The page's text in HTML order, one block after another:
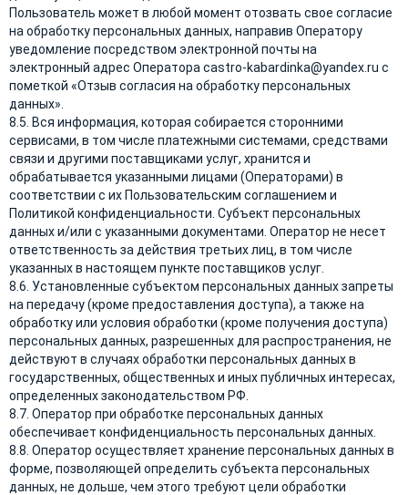
Пользователь может в любой момент отозвать свое согласие
на обработку персональных данных, направив Оператору
уведомление посредством электронной почты на
электронный адрес Оператора castro-kabardinka@yandex.ru с
пометкой «Отзыв согласия на обработку персональных
данных».
8.5. Вся информация, которая собирается сторонними
сервисами, в том числе платежными системами, средствами
связи и другими поставщиками услуг, хранится и
обрабатывается указанными лицами (Операторами) в
соответствии с их Пользовательским соглашением и
Политикой конфиденциальности. Субъект персональных
данных и/или с указанными документами. Оператор не несет
ответственность за действия третьих лиц, в том числе
указанных в настоящем пункте поставщиков услуг.
8.6. Установленные субъектом персональных данных запреты
на передачу (кроме предоставления доступа), а также на
обработку или условия обработки (кроме получения доступа)
персональных данных, разрешенных для распространения, не
действуют в случаях обработки персональных данных в
государственных, общественных и иных публичных интересах,
определенных законодательством РФ.
8.7. Оператор при обработке персональных данных
обеспечивает конфиденциальность персональных данных.
8.8. Оператор осуществляет хранение персональных данных в
форме, позволяющей определить субъекта персональных
данных, не дольше, чем этого требуют цели обработки